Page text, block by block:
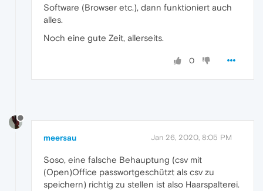
Software (Browser etc.), dann funktioniert auch
alles.
Noch eine gute Zeit, allerseits.
0
meersau Jan 26, 2020, 8:05 PM
Soso, eine falsche Behauptung (csv mit
(Open)Office passwortgeschützt als csv zu
speichern) richtig zu stellen ist also Haarspalterei.